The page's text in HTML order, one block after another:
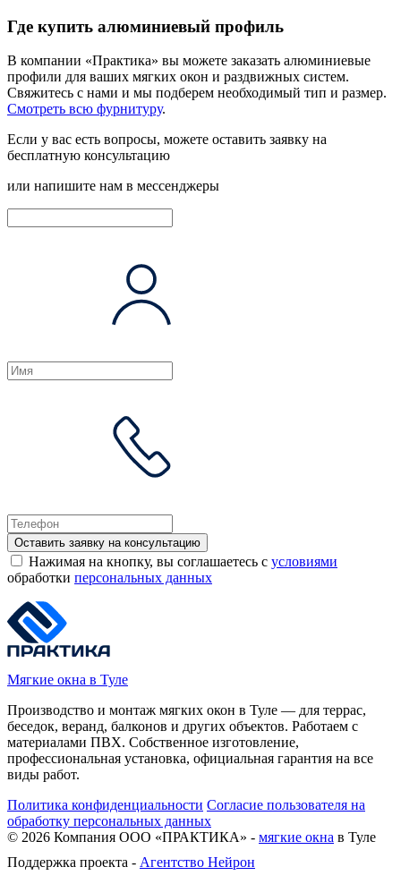
Где купить алюминиевый профиль
В компании «Практика» вы можете заказать алюминиевые
профили для ваших мягких окон и раздвижных систем.
Свяжитесь с нами и мы подберем необходимый тип и размер.
Смотреть всю фурнитуру.
Если у вас есть вопросы, можете оставить заявку на
бесплатную консультацию
или напишите нам в мессенджеры
Оставить заявку на консультацию
Нажимая на кнопку, вы соглашаетесь с условиями
обработки персональных данных
Мягкие окна в Туле
Производство и монтаж мягких окон в Туле — для террас,
беседок, веранд, балконов и других объектов. Работаем с
материалами ПВХ. Собственное изготовление,
профессиональная установка, официальная гарантия на все
виды работ.
Политика конфиденциальности Согласие пользователя на
обработку персональных данных
© 2026 Компания ООО «ПРАКТИКА» - мягкие окна в Туле
Поддержка проекта - Агентство Нейрон